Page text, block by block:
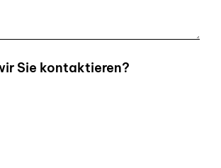
Sie kontaktieren?